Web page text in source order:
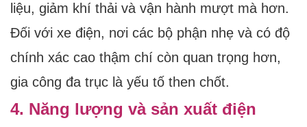
liệu, giảm khí thải và vận hành mượt mà hơn.
Đối với xe điện, nơi các bộ phận nhẹ và có độ
chính xác cao thậm chí còn quan trọng hơn,
gia công đa trục là yếu tố then chốt.
4. Năng lượng và sản xuất điện